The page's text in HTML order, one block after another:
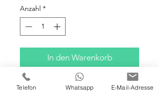
Anzahl *
In den Warenkorb
200x120x4 cm
Telefon Whatsapp E-Mail-Adresse